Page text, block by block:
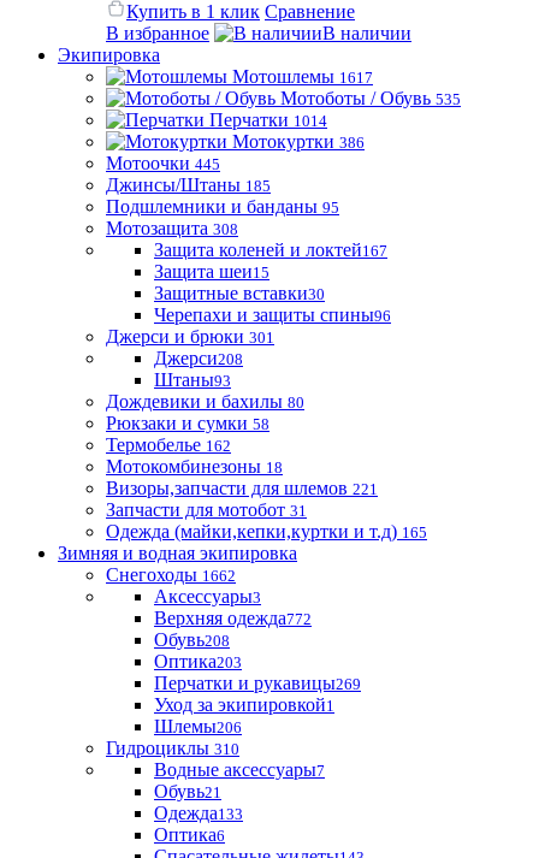
Купить в 1 клик Сравнение
В избранное
В наличии
Экипировка
Мотошлемы 1617
Мотоботы / Обувь 535
Перчатки 1014
Мотокуртки 386
Мотоочки 445
Джинсы/Штаны 185
Подшлемники и банданы 95
Мотозащита 308
Защита коленей и локтей167
Защита шеи15
Защитные вставки30
Черепахи и защиты спины96
Джерси и брюки 301
Джерси208
Штаны93
Дождевики и бахилы 80
Рюкзаки и сумки 58
Термобелье 162
Мотокомбинезоны 18
Визоры,запчасти для шлемов 221
Запчасти для мотобот 31
Одежда (майки,кепки,куртки и т.д) 165
Зимняя и водная экипировка
Снегоходы 1662
Аксессуары3
Верхняя одежда772
Обувь208
Оптика203
Перчатки и рукавицы269
Уход за экипировкой1
Шлемы206
Гидроциклы 310
Водные аксессуары7
Обувь21
Одежда133
Оптика6